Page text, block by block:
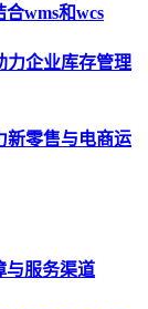
wms和wcs
力企业库存管理
新零售与电商运
与服务渠道